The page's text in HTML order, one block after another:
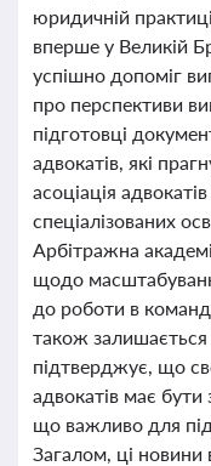
юридичній
вперше у Великій
успішно допоміг
про перспективи
підготовці
адвокатів, які
асоціація
спеціалізованих
Арбітражна
щодо
до роботи в
також
підтверджує, що
адвокатів має
що важливо для
Загалом, ці новини